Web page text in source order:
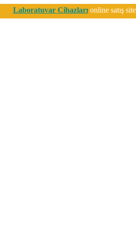
Laboratuvar Cihazlarıonline satış